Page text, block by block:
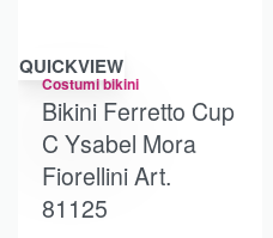
QUICKVIEW
Costumi bikini
Bikini Ferretto Cup
C Ysabel Mora
Fiorellini Art.
81125